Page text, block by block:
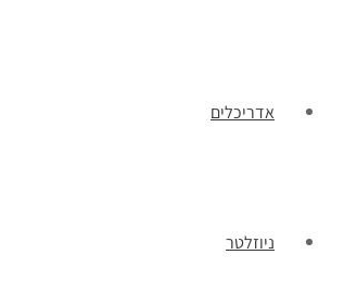
אדריכלים
ניוזלטר